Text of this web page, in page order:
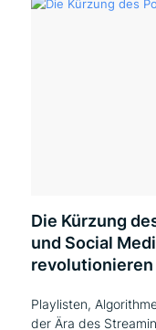
Die Kürzung
und Social
revolutionieren
Playlisten,
der Ära des